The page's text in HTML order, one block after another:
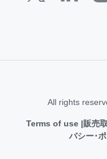
All rights
Terms of use 販売
バシー･